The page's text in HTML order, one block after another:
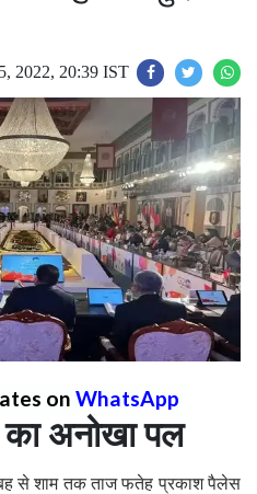
2022, 20:39 IST
on WhatsApp
अनोखा पल
से शाम तक ताज फतेह प्रकाश पैलेस